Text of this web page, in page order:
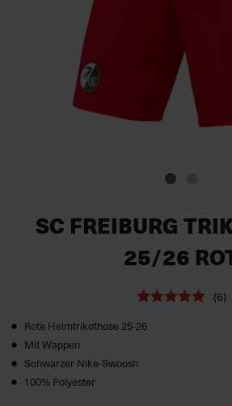
SC FREIBURG
25/26
(6)
Rote Heimtrikothose 25-26
Mit Wappen
Schwarzer Nike-Swoosh
100% Polyester